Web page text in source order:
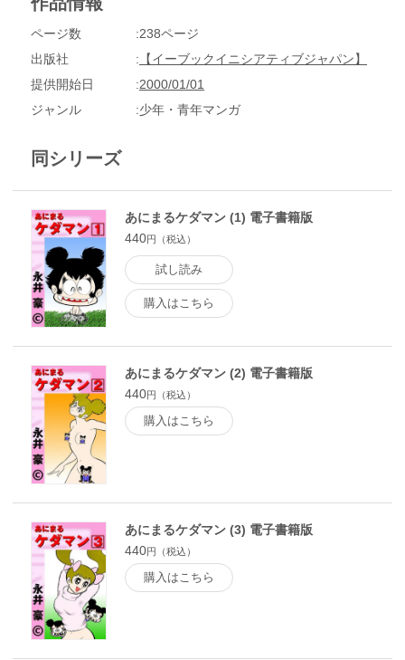
ページ数
238ページ
出版社
【イーブックイニシアティブジャパン】
提供開始日
2000/01/01
ジャンル
少年・青年マンガ
同シリーズ
あにまるケダマン (1) 電子書籍版
440円（税込）
試し読み
購入はこちら
あにまるケダマン (2) 電子書籍版
440円（税込）
購入はこちら
あにまるケダマン (3) 電子書籍版
440円（税込）
購入はこちら